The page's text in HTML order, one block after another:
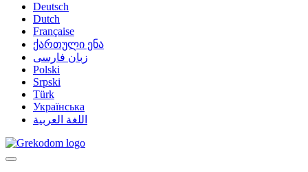
Deutsch
Dutch
Française
ქართული ენა
زبان فارسی
Polski
Srpski
Türk
Українська
اللغة العربية